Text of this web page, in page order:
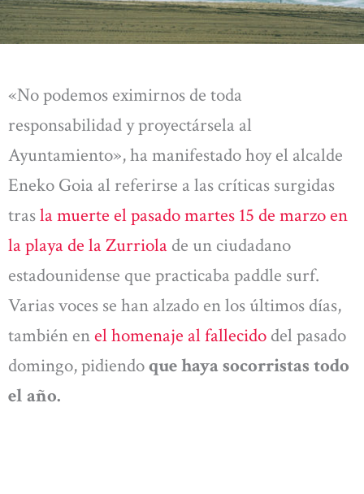
«No podemos eximirnos de toda
responsabilidad y proyectársela al
Ayuntamiento», ha manifestado hoy el alcalde
Eneko Goia al referirse a las críticas surgidas
trasla muerte el pasado martes 15 de marzo en
la playa de la Zurriola de un ciudadano
estadounidense que practicaba paddle surf.
Varias voces se han alzado en los últimos días,
también enel homenaje al fallecido del pasado
domingo, pidiendoque haya socorristas todo
el año.